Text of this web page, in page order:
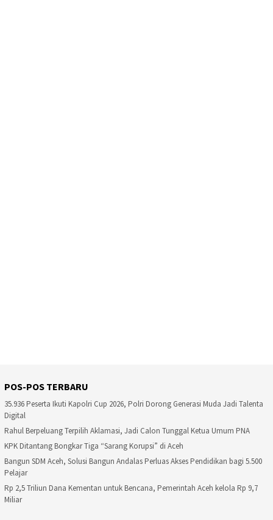
POS-POS TERBARU
35.936 Peserta Ikuti Kapolri Cup 2026, Polri Dorong Generasi Muda Jadi Talenta
Digital
Rahul Berpeluang Terpilih Aklamasi, Jadi Calon Tunggal Ketua Umum PNA
KPK Ditantang Bongkar Tiga “Sarang Korupsi” di Aceh
Bangun SDM Aceh, Solusi Bangun Andalas Perluas Akses Pendidikan bagi 5.500
Pelajar
Rp 2,5 Triliun Dana Kementan untuk Bencana, Pemerintah Aceh kelola Rp 9,7
Miliar